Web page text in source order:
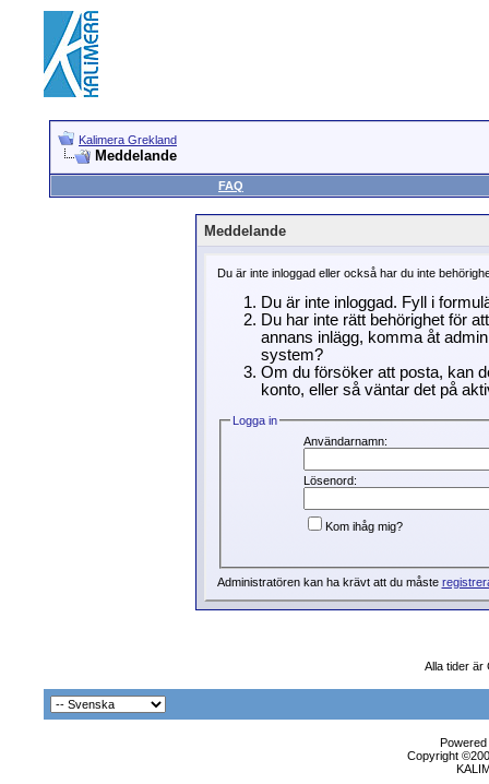
Kalimera Grekland
Meddelande
FAQ
Meddelande
Du är inte inloggad eller också har du inte
Du är inte inloggad. Fyll i
Du har inte rätt behörighet för
annans inlägg, komma åt
system?
Om du försöker att posta, kan
konto, eller så väntar det på
Logga in
Användarnamn:
Lösenord:
Kom ihåg mig?
Administratören kan ha krävt att du måste
Alla tider är
Copyright